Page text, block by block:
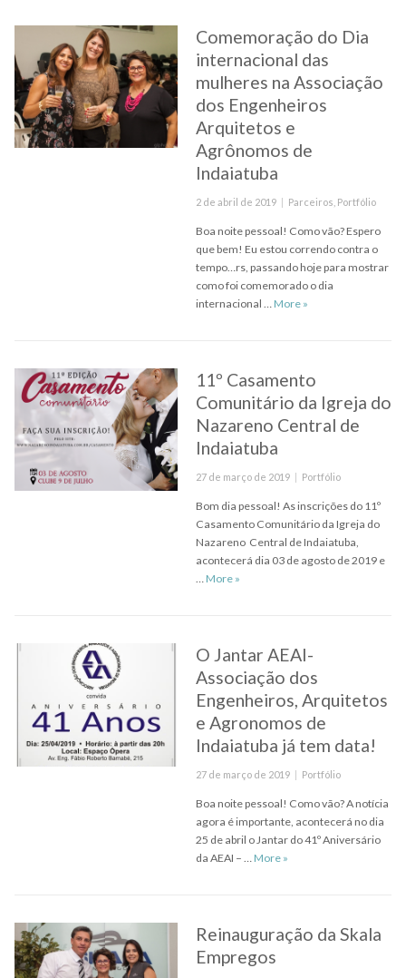
Comemoração do Dia
internacional das
mulheres na Associação
dos Engenheiros
Arquitetos e
Agrônomos de
Indaiatuba
Posted
2 de abril de 2019 Categories
Parceiros Portfólio
Boa noite pessoal! Como vão? Espero
que bem! Eu estou correndo contra o
tempo…rs, passando hoje para mostrar
como foi comemorado o dia
internacional …More Comemoração do
»
11º Casamento
Comunitário da Igreja do
Nazareno Central de
Indaiatuba
Posted
27 de março de 2019 Categories
Portfólio
Bom dia pessoal! As inscrições do 11º
Casamento Comunitário da Igreja do
Nazareno Central de Indaiatuba,
acontecerá dia 03 de agosto de 2019 e
…More 11º Casamento Comunitário da
»
O Jantar AEAI-
Associação dos
Engenheiros, Arquitetos
e Agronomos de
Indaiatuba já tem data!
Posted
27 de março de 2019 Categories
Portfólio
Boa noite pessoal! Como vão? A notícia
agora é importante, acontecerá no dia
25 de abril o Jantar do 41º Aniversário
da AEAI – …More O Jantar AEAI-
»
Reinauguração da Skala
Empregos